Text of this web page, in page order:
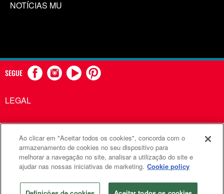
NOTÍCIAS MU
SEGUE
LEGAL
Comunicações Metodistas Unidas é uma agência da Igreja
Metodista Unida
©2026 Comunicações Metodistas Unidas. Todos os direitos
reservados
Ao clicar em "Aceitar todos os cookies", concorda com o
armazenamento de cookies no seu dispositivo para
melhorar a navegação no site, analisar a utilização do site e
ajudar nas nossas iniciativas de marketing. Cookie policy